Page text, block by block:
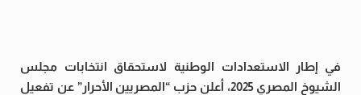
في إطار الاستعدادات الوطنية لاستحقاق انتخابات مجلس
الشيوخ المصري 2025، أعلن حزب “المصريين الأحرار” عن تفعيل